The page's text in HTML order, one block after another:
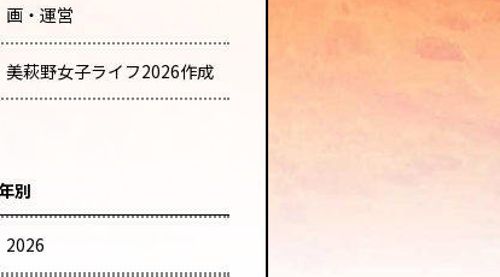
画・運営
美萩野女子ライフ2026作成
別
2026